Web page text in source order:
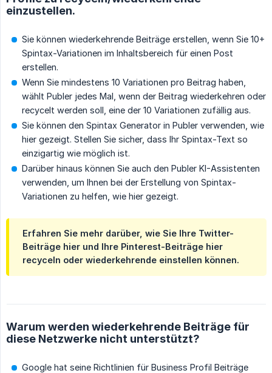
einzustellen.
Sie können wiederkehrende Beiträge erstellen, wenn Sie 10+
Spintax-Variationen im Inhaltsbereich für einen Post
erstellen.
Wenn Sie mindestens 10 Variationen pro Beitrag haben,
wählt Publer jedes Mal, wenn der Beitrag wiederkehren oder
recycelt werden soll, eine der 10 Variationen zufällig aus.
Sie können den Spintax Generator in Publer verwenden, wie
hier gezeigt. Stellen Sie sicher, dass Ihr Spintax-Text so
einzigartig wie möglich ist.
Darüber hinaus können Sie auch den Publer KI-Assistenten
verwenden, um Ihnen bei der Erstellung von Spintax-
Variationen zu helfen, wie hier gezeigt.
Erfahren Sie mehr darüber, wie Sie Ihre Twitter-
Beiträge hier und Ihre Pinterest-Beiträge hier
recyceln oder wiederkehrende einstellen können.
Warum werden wiederkehrende Beiträge für
diese Netzwerke nicht unterstützt?
Google hat seine Richtlinien für Business Profil Beiträge